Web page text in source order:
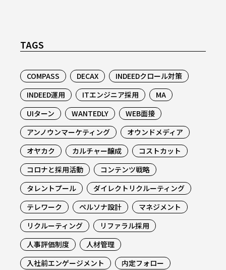
TAGS
COMPASS DECAX
INDEEDクロール対策
INDEED運用
ITエンジニア採用
MA
UIターン
WANTEDLY
WEB面接
アンノウンマーケティング
オウンドメディア
オヤカク
カルチャー醸成
コストカット
コロナと採用活動
コンテンツ戦略
タレントプール
ダイレクトリクルーティング
テレワーク
ペルソナ設計
マネジメント
リクルーティング
リファラル採用
人事評価制度
人材管理
入社前エンゲージメント
内定フォロー